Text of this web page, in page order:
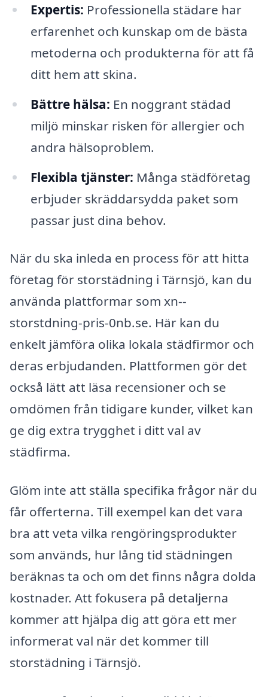
Expertis: Professionella städare har
erfarenhet och kunskap om de bästa
metoderna och produkterna för att få
ditt hem att skina.
Bättre hälsa: En noggrant städad
miljö minskar risken för allergier och
andra hälsoproblem.
Flexibla tjänster: Många städföretag
erbjuder skräddarsydda paket som
passar just dina behov.
När du ska inleda en process för att hitta
företag för storstädning i Tärnsjö, kan du
använda plattformar som xn--
storstdning-pris-0nb.se. Här kan du
enkelt jämföra olika lokala städfirmor och
deras erbjudanden. Plattformen gör det
också lätt att läsa recensioner och se
omdömen från tidigare kunder, vilket kan
ge dig extra trygghet i ditt val av
städfirma.
Glöm inte att ställa specifika frågor när du
får offerterna. Till exempel kan det vara
bra att veta vilka rengöringsprodukter
som används, hur lång tid städningen
beräknas ta och om det finns några dolda
kostnader. Att fokusera på detaljerna
kommer att hjälpa dig att göra ett mer
informerat val när det kommer till
storstädning i Tärnsjö.